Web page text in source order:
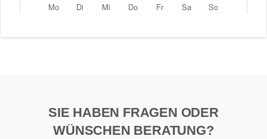
SIE HABEN FRAGEN ODER
WÜNSCHEN BERATUNG?